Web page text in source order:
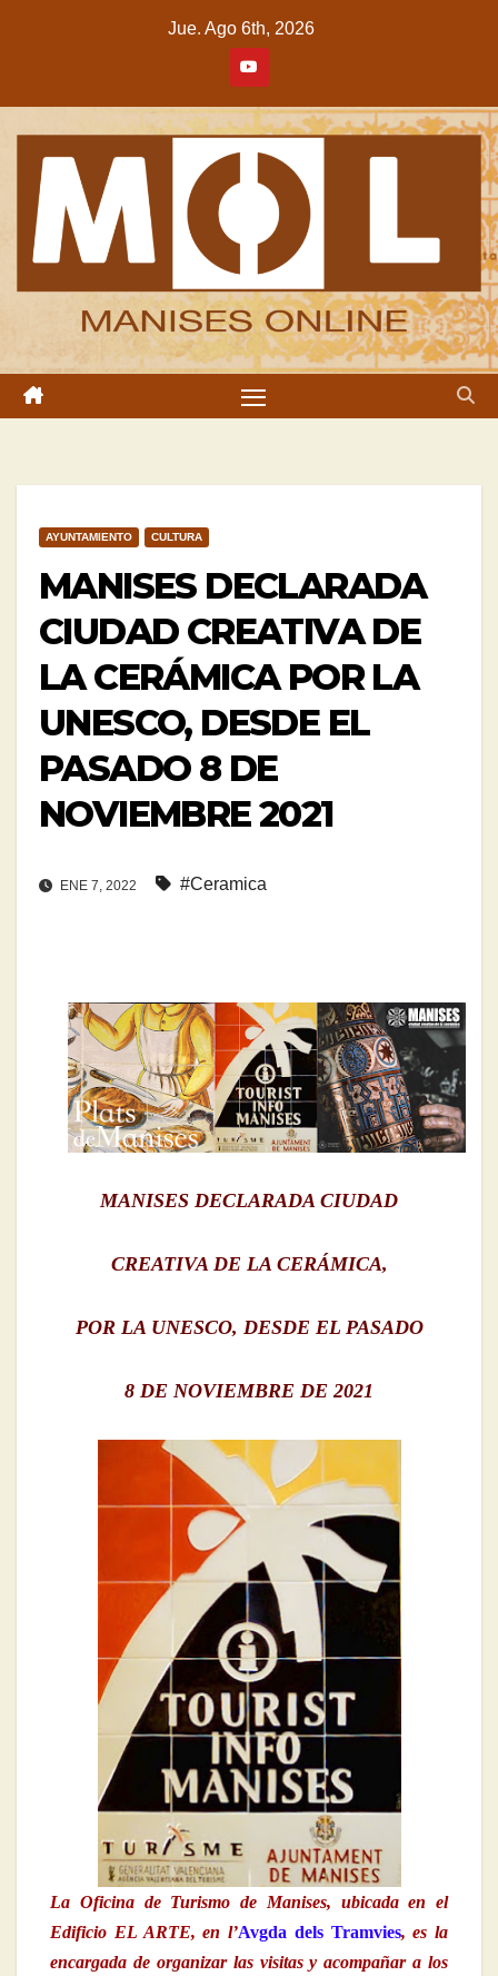
Jue. Ago 6th, 2026
AYUNTAMIENTO CULTURA
MANISES DECLARADA
CIUDAD CREATIVA DE
LA CERÁMICA POR LA
UNESCO, DESDE EL
PASADO 8 DE
NOVIEMBRE 2021
ENE 7, 2022 #Ceramica
MANISES DECLARADA CIUDAD
CREATIVA DE LA CERÁMICA,
POR LA UNESCO, DESDE EL PASADO
8 DE NOVIEMBRE DE 2021
La Oficina de Turismo de Manises, ubicada en el
Edificio EL ARTE, en l’Avgda dels Tramvies, es la
encargada de organizar las visitas y acompañar a los